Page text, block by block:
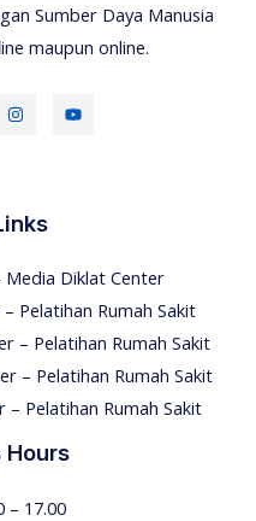
Sumber Daya Manusia
maupun online.
Media Diklat Center
Pelatihan Rumah Sakit
– Pelatihan Rumah Sakit
– Pelatihan Rumah Sakit
Pelatihan Rumah Sakit
Hours
– 17.00